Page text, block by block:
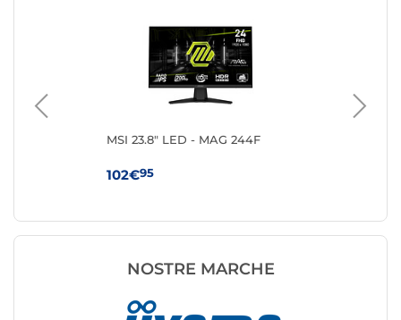
MSI 23.8" LED - MAG 244F
102€95
NOSTRE MARCHE